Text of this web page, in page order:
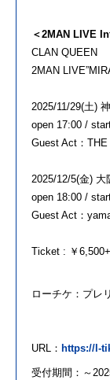
＜2MAN LIVE
CLAN QUEEN
2MAN
2025/11/29(土)
open 17:00 /
Guest Act：
2025/12/5(金)
open 18:00 /
Guest Act：
Ticket : ￥
ローチケ：プレ
URL： https://l-
受付期間：～